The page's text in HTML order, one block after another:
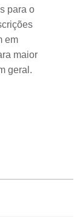
para o
em
maior
geral.